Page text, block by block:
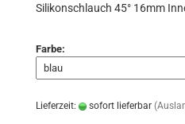
Silikonschlauch 45° 16mm
Farbe:
Lieferzeit: sofort lieferbar